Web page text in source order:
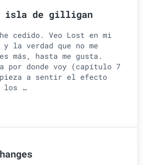
de gilligan
cedido. Veo Lost en mi
y la verdad que no me
más, hasta me gusta.
por donde voy (capítulo 7
a sentir el efecto
los …
la isla de gilligan